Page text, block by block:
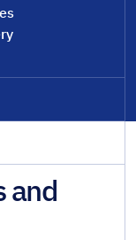
and